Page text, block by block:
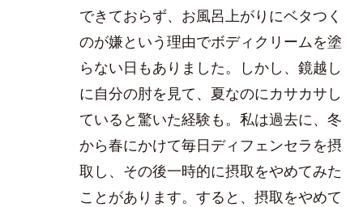
できておらず、お風呂上がりにベタつく
のが嫌という理由でボディクリームを塗
らない日もありました。しかし、鏡越し
に自分の肘を見て、夏なのにカサカサし
ていると驚いた経験も。私は過去に、冬
から春にかけて毎日ディフェンセラを摂
取し、その後一時的に摂取をやめてみた
ことがあります。すると、摂取をやめて